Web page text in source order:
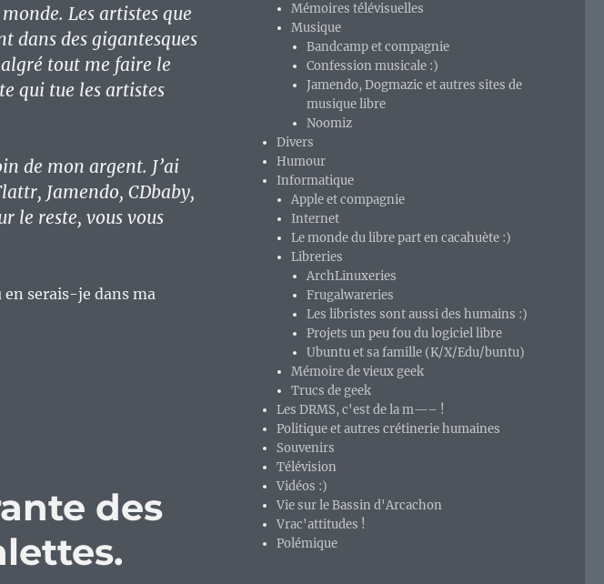
Les artistes que
dans des gigantesques
tout me faire le
qui tue les artistes
de mon argent. J’ai
Jamendo, CDbaby,
le reste, vous vous
en serais-je dans ma
» de la musique, et j’en achète… Dommage pour la propagande Hadopienne
des
Mémoires télévisuelles
Musique
Bandcamp et compagnie
Confession musicale :)
Jamendo, Dogmazic et autres sites de
musique libre
Noomiz
Divers
Humour
Informatique
Apple et compagnie
Internet
Le monde du libre part en cacahuète :)
Libreries
ArchLinuxeries
Frugalwareries
Les libristes sont aussi des humains :)
Projets un peu fou du logiciel libre
Ubuntu et sa famille (K/X/Edu/buntu)
Mémoire de vieux geek
Trucs de geek
Les DRMS, c'est de la m—– !
Politique et autres crétinerie humaines
Souvenirs
Télévision
Vidéos :)
Vie sur le Bassin d'Arcachon
Vrac'attitudes !
Polémique